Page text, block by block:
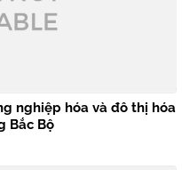
nghiệp hóa và đô thị hóa
Bắc Bộ